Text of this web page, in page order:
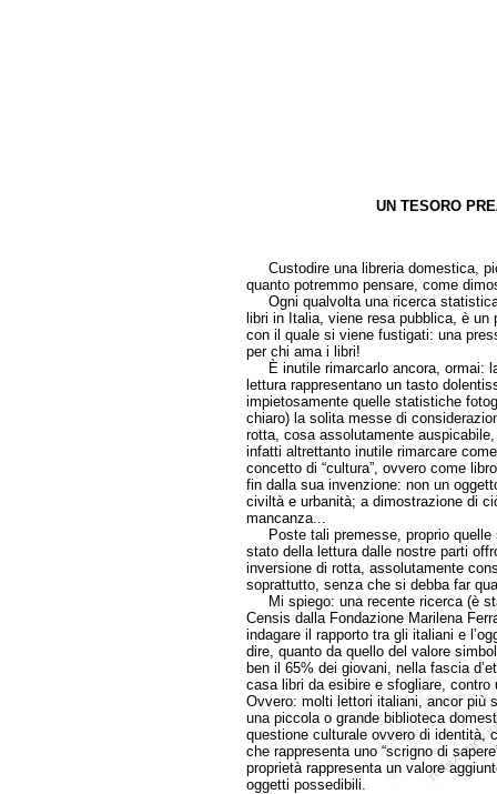
UN TESORO
Custodire una libreria domestica,
quanto potremmo pensare, come
Ogni qualvolta una ricerca
libri in Italia, viene resa pubblica, è
con il quale si viene fustigati: una
per chi ama i libri!
È inutile rimarcarlo ancora, ormai:
lettura rappresentano un tasto
impietosamente quelle statistiche
chiaro) la solita messe di
rotta, cosa assolutamente
infatti altrettanto inutile rimarcare
concetto di “cultura”, ovvero come
fin dalla sua invenzione: non un
civiltà e urbanità; a dimostrazione di
mancanza...
Poste tali premesse, proprio quelle
stato della lettura dalle nostre parti
inversione di rotta, assolutamente
soprattutto, senza che si debba far
Mi spiego: una recente ricerca (è
Censis dalla Fondazione Marilena
indagare il rapporto tra gli italiani e
dire, quanto da quello del valore
ben il 65% dei giovani, nella fascia
casa libri da esibire e sfogliare,
Ovvero: molti lettori italiani, ancor più
una piccola o grande biblioteca
questione culturale ovvero di identità,
che rappresenta uno “scrigno di
proprietà rappresenta un valore
oggetti possedibili.